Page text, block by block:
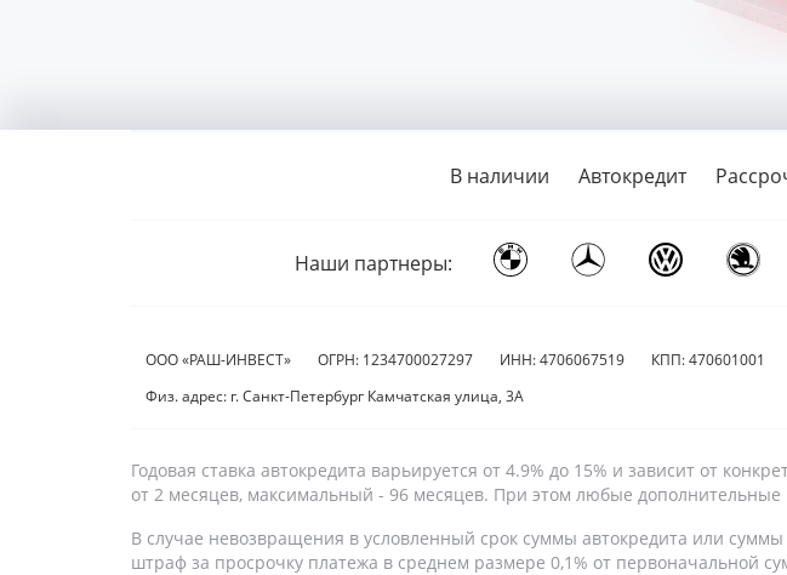
В наличии Автокредит
Наши партнеры:
ООО «РАШ-ИНВЕСТ» ОГРН: 1234700027297 ИНН: 4706067519 КПП: 470601001
Физ. адрес: г. Санкт-Петербург Камчатская улица, 3А
Годовая ставка автокредита варьируется от 4.9% до 15% и зависит от
от 2 месяцев, максимальный - 96 месяцев. При этом любые
В случае невозвращения в условленный срок суммы автокредита или
штраф за просрочку платежа в среднем размере 0,1% от первоначальной